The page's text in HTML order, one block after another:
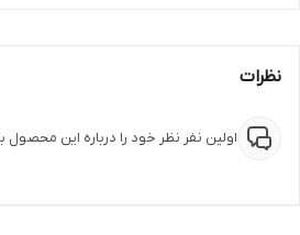
نظرات
اولین نفر نظر خود را درباره این محصول